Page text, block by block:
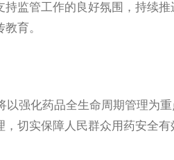
监管工作的良好氛围，持续
育。
强化药品全生命周期管理为
切实保障人民群众用药安全